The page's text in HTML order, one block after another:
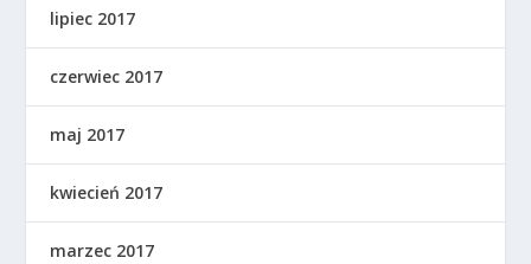
lipiec 2017
czerwiec 2017
maj 2017
kwiecień 2017
marzec 2017